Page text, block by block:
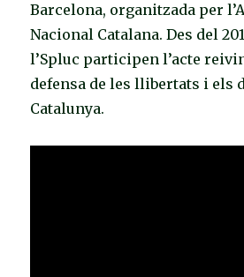
Barcelona, organitzada per
Nacional Catalana. Des del
l’Spluc participen l’acte
defensa de les llibertats i els
Catalunya.